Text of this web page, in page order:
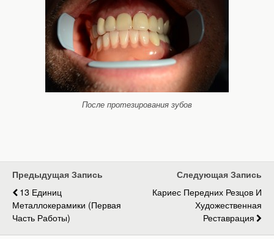
После протезирования зубов
Предыдущая Запись
13 Единиц
Металлокерамики (первая
Часть Работы)
Следующая Запись
Кариес Передних Резцов И
Художественная
Реставрация